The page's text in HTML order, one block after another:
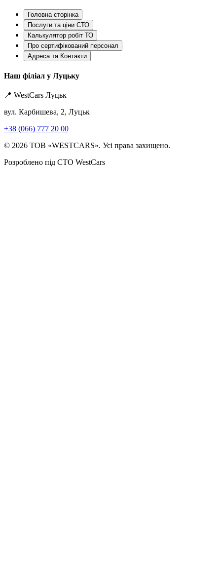
Головна сторінка
Послуги та ціни СТО
Калькулятор робіт ТО
Про сертифікований персонал
Адреса та Контакти
Наш філіал у Луцьку
📍 WestCars Луцьк
вул. Карбишева, 2, Луцьк
+38 (066) 777 20 00
© 2026 ТОВ «WESTCARS». Усі права захищено.
Розроблено під СТО WestCars